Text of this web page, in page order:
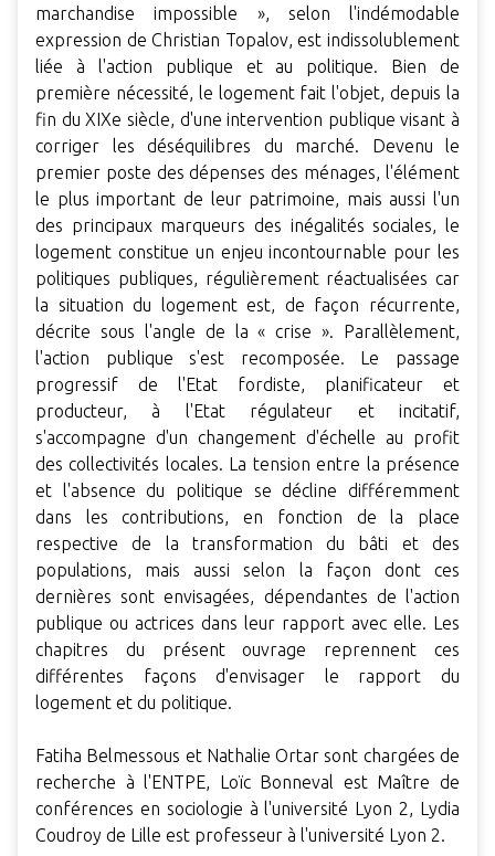
marchandise impossible », selon l'indémodable
expression de Christian Topalov, est indissolublement
liée à l'action publique et au politique. Bien de
première nécessité, le logement fait l'objet, depuis la
fin du XIXe siècle, d'une intervention publique visant à
corriger les déséquilibres du marché. Devenu le
premier poste des dépenses des ménages, l'élément
le plus important de leur patrimoine, mais aussi l'un
des principaux marqueurs des inégalités sociales, le
logement constitue un enjeu incontournable pour les
politiques publiques, régulièrement réactualisées car
la situation du logement est, de façon récurrente,
décrite sous l'angle de la « crise ». Parallèlement,
l'action publique s'est recomposée. Le passage
progressif de l'Etat fordiste, planificateur et
producteur, à l'Etat régulateur et incitatif,
s'accompagne d'un changement d'échelle au profit
des collectivités locales. La tension entre la présence
et l'absence du politique se décline différemment
dans les contributions, en fonction de la place
respective de la transformation du bâti et des
populations, mais aussi selon la façon dont ces
dernières sont envisagées, dépendantes de l'action
publique ou actrices dans leur rapport avec elle. Les
chapitres du présent ouvrage reprennent ces
différentes façons d'envisager le rapport du
logement et du politique.
Fatiha Belmessous et Nathalie Ortar sont chargées de
recherche à l'ENTPE, Loïc Bonneval est Maître de
conférences en sociologie à l'université Lyon 2, Lydia
Coudroy de Lille est professeur à l'université Lyon 2.